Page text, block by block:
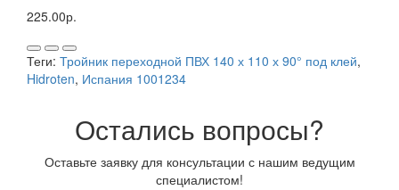
225.00р.
Теги: Тройник переходной ПВХ 140 х 110 х 90° под клей,
Hidroten, Испания 1001234
Остались вопросы?
Оставьте заявку для консультации с нашим ведущим
специалистом!